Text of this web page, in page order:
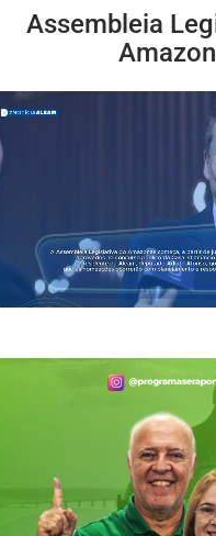
Assembleia